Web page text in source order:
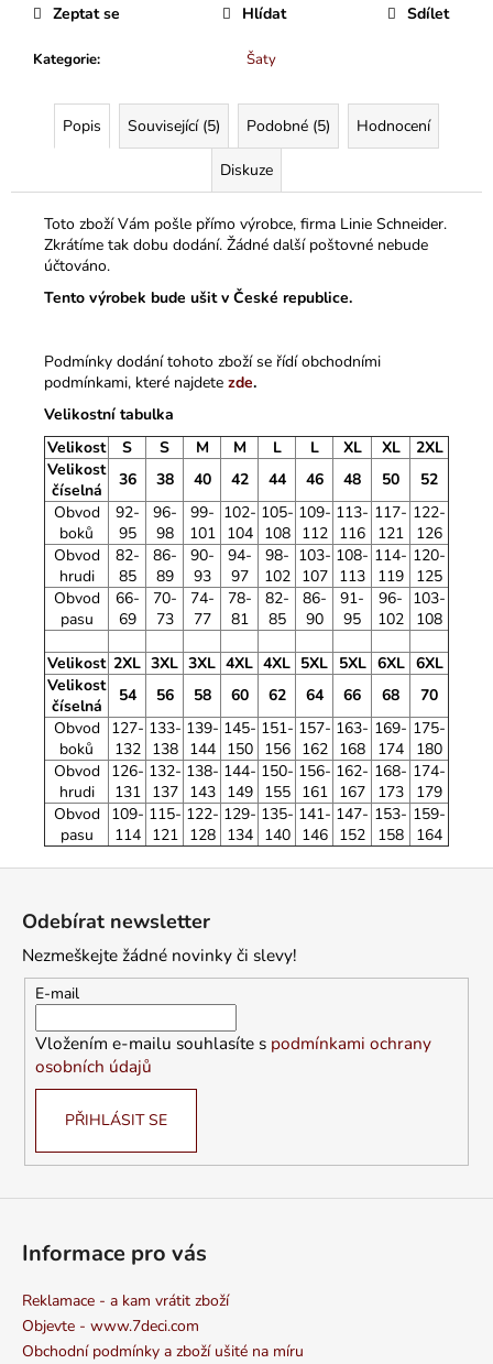
Kategorie: Šaty
Zeptat se Hlídat Sdílet
Popis Související (5) Podobné (5) Hodnocení
Diskuze
Toto zboží Vám pošle přímo výrobce, firma Linie Schneider.
Zkrátíme tak dobu dodání. Žádné další poštovné nebude
účtováno.
Tento výrobek bude ušit v České republice.
Podmínky dodání tohoto zboží se řídí obchodními
podmínkami, které najdete zde.
Velikostní tabulka
Velikost
S S M M L L XL XL
2XL
Velikost
číselná
36 38 40 42 44 46 48 50
52
Obvod
boků
92-
95
96-
98
99-
101
102-
104
105-
108
109-
112
113-
116
117-
121
122-
126
Obvod
hrudi
82-
85
86-
89
90-
93
94-
97
98-
102
103-
107
108-
113
114-
119
120-
125
Obvod
pasu
66-
69
70-
73
74-
77
78-
81
82-
85
86-
90
91-
95
96-
102
103-
108
Velikost 2XL 3XL 3XL 4XL 4XL 5XL 5XL 6XL 6XL
Velikost
číselná
54 56 58 60 62 64 66 68
70
Obvod
boků
127-
132
133-
138
139-
144
145-
150
151-
156
157-
162
163-
168
169-
174
175-
180
Obvod
hrudi
126-
131
132-
137
138-
143
144-
149
150-
155
156-
161
162-
167
168-
173
174-
179
Obvod
pasu
109-
114
115-
121
122-
128
129-
134
135-
140
141-
146
147-
152
153-
158
159-
164
Odebírat newsletter
Nezmeškejte žádné novinky či slevy!
E-mail
Vložením e-mailu souhlasíte s podmínkami ochrany
osobních údajů
PŘIHLÁSIT SE
Informace pro vás
Reklamace - a kam vrátit zboží
Objevte - www.7deci.com
Obchodní podmínky a zboží ušité na míru